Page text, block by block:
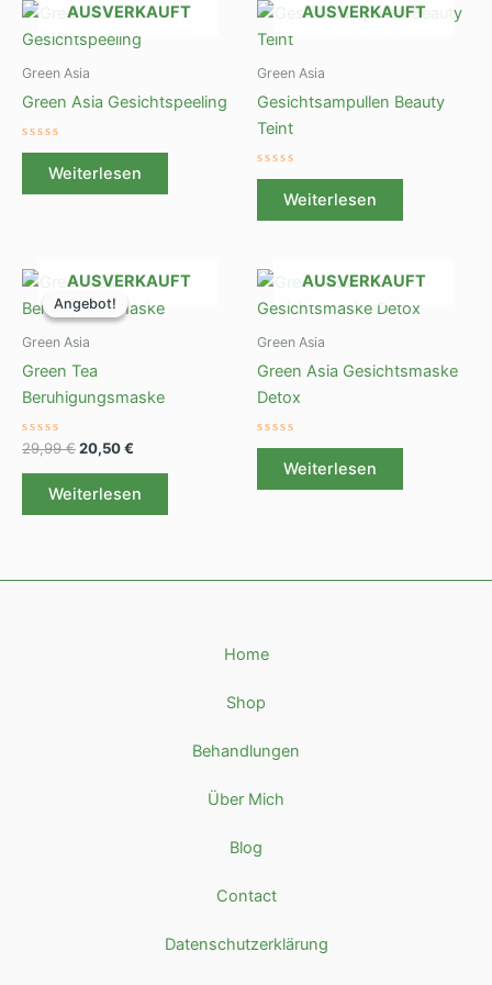
AUSVERKAUFT
Green Asia
Green Asia Gesichtspeeling
Bewertet
Weiterlesen
AUSVERKAUFT
Green Asia
Gesichtsampullen Beauty
Teint
Bewertet
Weiterlesen
Angebot!
AUSVERKAUFT
Angebot!
Green Asia
Green Tea
Beruhigungsmaske
Bewertet
mit
0
von
29,99€
Ursprünglicher
Preis
war:
20,50€
Aktueller
ist:
Weiterlesen
AUSVERKAUFT
Green Asia
Green Asia Gesichtsmaske
Detox
Bewertet
Weiterlesen
Home
Shop
Behandlungen
Über Mich
Blog
Contact
Datenschutzerklärung